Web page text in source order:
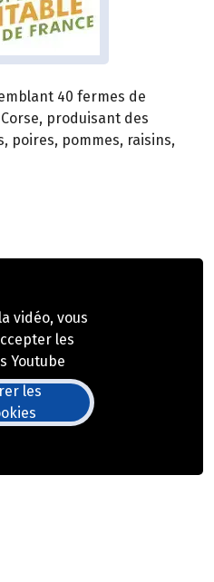
40 fermes de
produisant des
poires, pommes, raisins,
vidéo, vous
les
Youtube
les